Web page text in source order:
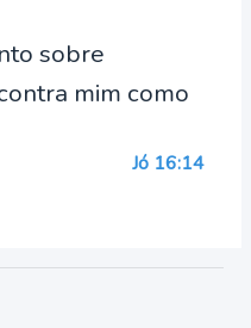
sobre
mim como
Jó 16:14